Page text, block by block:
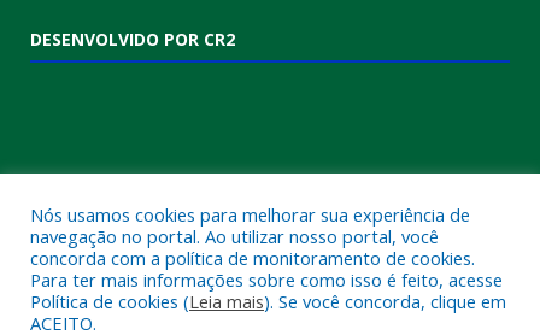
DESENVOLVIDO POR CR2
Muito mais quecriar siteousistema para prefeituras!
Realizamos umaassessoriacompleta, onde garantimos em
Nós usamos cookies para melhorar sua experiência de
navegação no portal. Ao utilizar nosso portal, você
concorda com a política de monitoramento de cookies.
Para ter mais informações sobre como isso é feito, acesse
Política de cookies (Leia mais). Se você concorda, clique em
ACEITO.